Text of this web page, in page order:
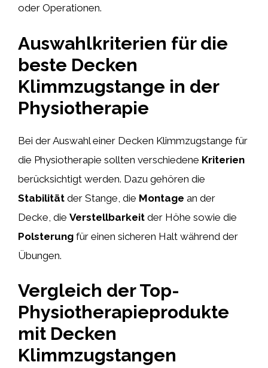
oder Operationen.
Auswahlkriterien für die
beste Decken
Klimmzugstange in der
Physiotherapie
Bei der Auswahl einer Decken Klimmzugstange für
die Physiotherapie sollten verschiedene Kriterien
berücksichtigt werden. Dazu gehören die
Stabilität der Stange, die Montage an der
Decke, die Verstellbarkeit der Höhe sowie die
Polsterung für einen sicheren Halt während der
Übungen.
Vergleich der Top-
Physiotherapieprodukte
mit Decken
Klimmzugstangen